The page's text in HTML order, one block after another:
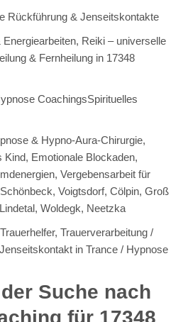
Rückführung & Jenseitskontakte
Reiki – universelle
& Fernheilung in 17348
CoachingsSpirituelles
& Hypno-Aura-Chirurgie,
Kind, Emotionale Blockaden,
Vergebensarbeit für
Voigtsdorf, Cölpin, Groß
Woldegk, Neetzka
Trauerverarbeitung /
in Trance / Hypnose
Suche nach
für 17348